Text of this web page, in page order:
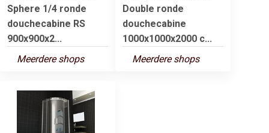
Sphere 1/4 ronde
douchecabine RS
900x900x2...
Meerdere shops
Double ronde
douchecabine
1000x1000x2000 c...
Meerdere shops